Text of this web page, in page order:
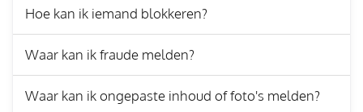
Hoe kan ik iemand blokkeren?
Waar kan ik fraude melden?
Waar kan ik ongepaste inhoud of foto's melden?